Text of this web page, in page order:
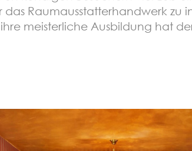
das Raumausstatterhandwerk zu
meisterliche Ausbildung hat